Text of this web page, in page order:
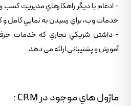
- ادغام با ديگر راهکارهاي مديريت کسب
خدمات وب، براي رسيدن به نمايي کامل و
- داشتن شريکي تجاري که خدمات
آموزش و پشتيباني ارائه مي دهد.
ماژول هاي موجود در CRM :